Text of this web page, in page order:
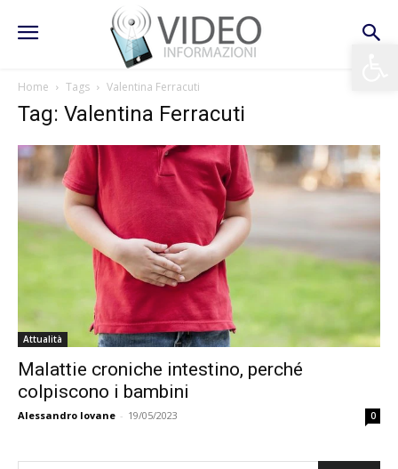
Home Tags Valentina Ferracuti
Tag: Valentina Ferracuti
Attualità
Malattie croniche intestino, perché
colpiscono i bambini
Alessandro Iovane - 19/05/2023 0